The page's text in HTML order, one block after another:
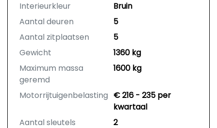
Interieurkleur
Bruin
Aantal deuren
5
Aantal zitplaatsen
5
Gewicht
1360 kg
Maximum massa
geremd
1600 kg
Motorrijtuigenbelasting € 216 - 235 per
kwartaal
Aantal sleutels
2